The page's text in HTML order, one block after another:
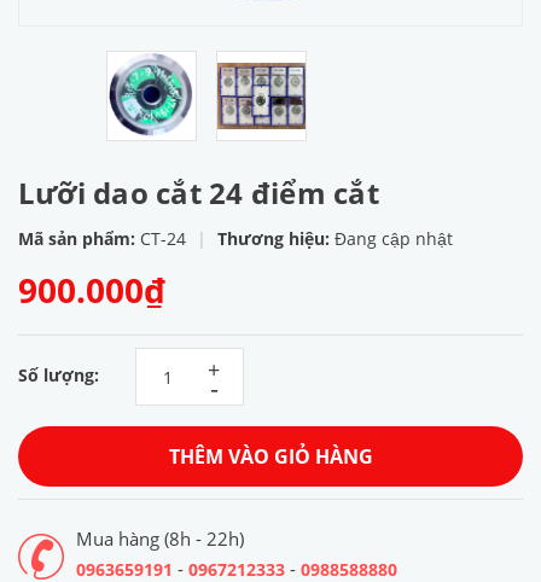
Lưỡi dao cắt 24 điểm cắt
Mã sản phẩm: CT-24 | Thương hiệu: Đang cập nhật
900.000₫
Số lượng: -
+
THÊM VÀO GIỎ HÀNG
Mua hàng (8h - 22h)
0963659191 - 0967212333 - 0988588880